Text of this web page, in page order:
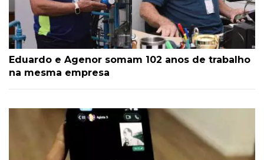
Eduardo e Agenor somam 102 anos de trabalho
na mesma empresa